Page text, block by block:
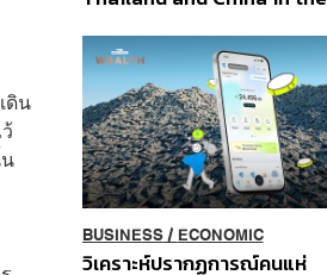
ดิน
Order
BUSINESS/ ECONOMIC
วิเคราะห์ปรากฏการณ์คนแห่